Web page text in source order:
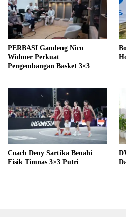
PERBASI Gandeng Nico
Widmer Perkuat
Pengembangan Basket 3×3
Coach Deny Sartika Benahi
Fisik Timnas 3×3 Putri